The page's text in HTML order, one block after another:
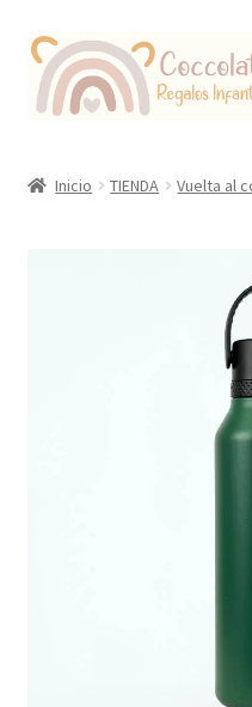
Ir
la
Ir
contenido
Inicio TIENDA Vuelta al